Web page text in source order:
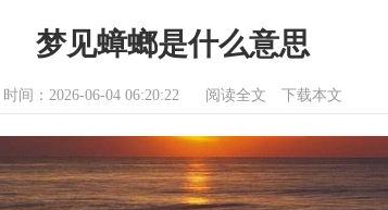
梦见蟑螂是什么意思
时间：2026-06-04 06:20:22 阅读全文 下载本文